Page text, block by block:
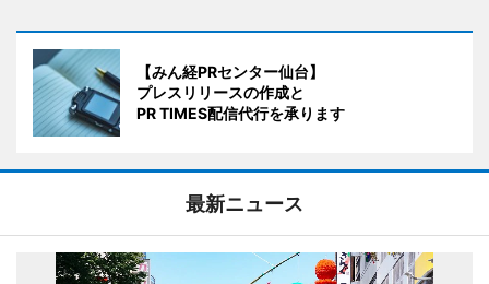
【みん経PRセンター仙台】
プレスリリースの作成と
PR TIMES配信代行を承ります
最新ニュース